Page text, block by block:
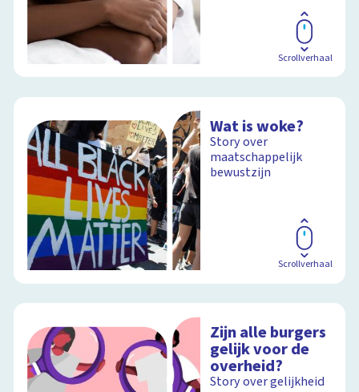
Scrollverhaal
Wat is woke?
Story over
maatschappelijk
bewustzijn
Scrollverhaal
Zijn alle burgers
gelijk voor de
overheid?
Story over gelijkheid